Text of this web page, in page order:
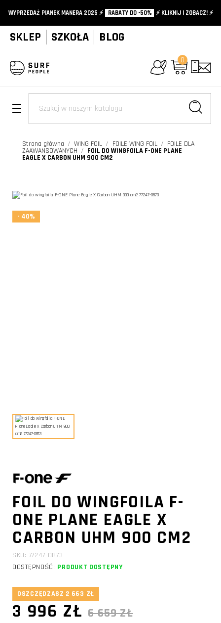
WYPRZEDAŻ PIANEK MANERA 2025 ⚡️ RABATY DO -50% ⚡️ KLIKNIJ I ZOBACZ! ⚡️
SKLEP SZKOŁA BLOG
0
+
Strona główna WING FOIL FOILE WING FOIL FOILE DLA
ZAAWANSOWANYCH FOIL DO WINGFOILA F-ONE PLANE
EAGLE X CARBON UHM 900 CM2
- 40%
FOIL DO WINGFOILA F-
ONE PLANE EAGLE X
CARBON UHM 900 CM2
SKU: 77247-0873
DOSTĘPNOŚĆ: PRODUKT DOSTĘPNY
OSZCZĘDZASZ 2 663 ZŁ
3 996 ZŁ6 659 ZŁ